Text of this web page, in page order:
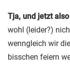
Tja, und jetzt
wohl (leider?)
wenngleich wir
bisschen feiern